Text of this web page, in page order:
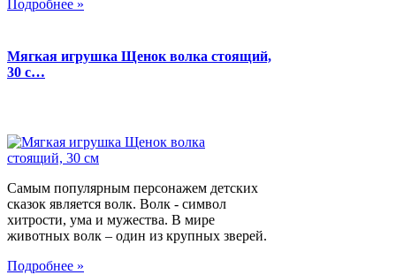
Подробнее »
Мягкая игрушка Щенок волка стоящий,
30 с…
Самым популярным персонажем детских
сказок является волк. Волк - символ
хитрости, ума и мужества. В мире
животных волк – один из крупных зверей.
Подробнее »